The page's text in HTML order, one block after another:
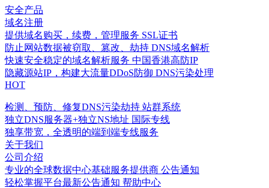
安全产品
域名注册
提供域名购买，续费，管理服务 SSL证书
防止网站数据被窃取、篡改、劫持 DNS域名解析
快速安全稳定的域名解析服务 中国香港高防IP
隐藏源站IP，构建大流量DDoS防御 DNS污染处理
HOT
检测、预防、修复DNS污染劫持 站群系统
独立DNS服务器+独立NS地址 国际专线
独享带宽，全透明的端到端专线服务
关于我们
公司介绍
专业的全球数据中心基础服务提供商 公告通知
轻松掌握平台最新公告通知 帮助中心